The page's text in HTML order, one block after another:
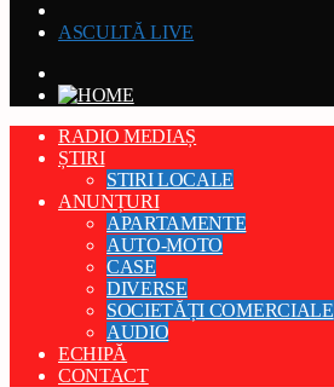
ASCULTĂ LIVE
RADIO MEDIAȘ
ȘTIRI
STIRI LOCALE
ANUNȚURI
APARTAMENTE
AUTO-MOTO
CASE
DIVERSE
SOCIETĂȚI COMERCIALE
AUDIO
ECHIPĂ
CONTACT